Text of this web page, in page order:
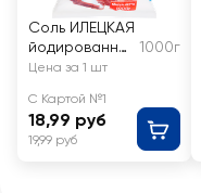
Соль ИЛЕЦКАЯ
йодированна
я, помол №1
1000г
Цена за 1 шт
С Картой №1
18,99 руб
19,99 руб